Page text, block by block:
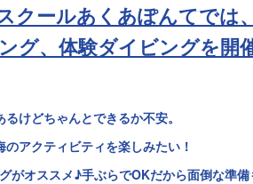
ールあくあぽんてでは、
グ、体験ダイビングを開
けどちゃんとできるか不安。
アクティビティを楽しみたい！
がオススメ♪手ぶらでOKだから面倒な準備